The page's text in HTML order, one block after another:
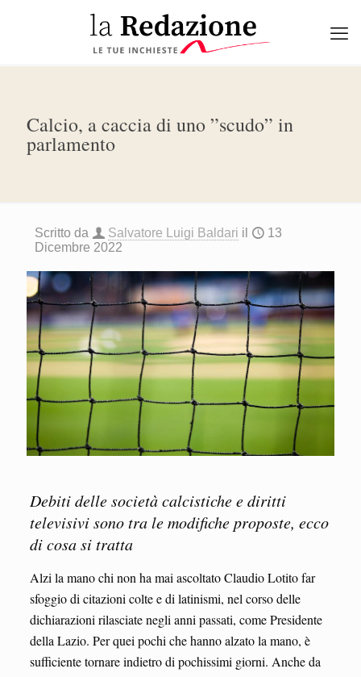
Calcio, a caccia di uno ”scudo” in
parlamento
Scritto da Salvatore Luigi Baldari il
13
Dicembre 2022
Debiti delle società calcistiche e diritti
televisivi sono tra le modifiche proposte, ecco
di cosa si tratta
Alzi la mano chi non ha mai ascoltato Claudio Lotito far
sfoggio di citazioni colte e di latinismi, nel corso delle
dichiarazioni rilasciate negli anni passati, come Presidente
della Lazio. Per quei pochi che hanno alzato la mano, è
sufficiente tornare indietro di pochissimi giorni. Anche da